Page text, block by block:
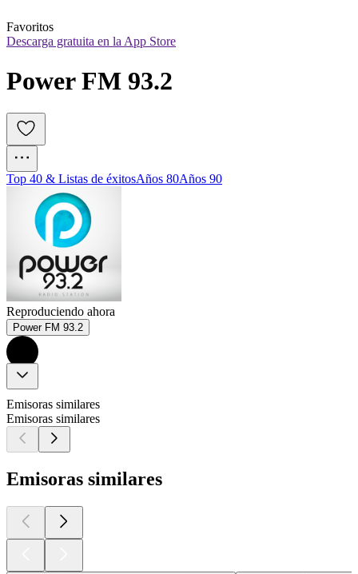
Favoritos
Descarga gratuita en la App Store
Power FM 93.2
Top 40 & Listas de éxitosAños 80Años 90
Reproduciendo ahora
Power FM 93.2
Emisoras similares
Emisoras similares
Emisoras similares